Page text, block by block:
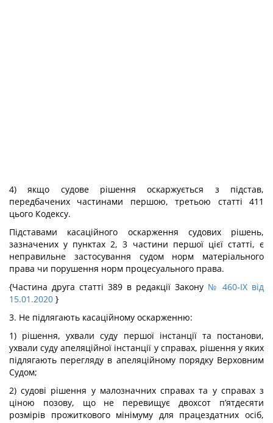
4) якщо судове рішення оскаржується з підстав,
передбачених частинами першою, третьою статті 411
цього Кодексу.
Підставами касаційного оскарження судових рішень,
зазначених у пунктах 2, 3 частини першої цієї статті, є
неправильне застосування судом норм матеріального
права чи порушення норм процесуального права.
{Частина друга статті 389 в редакції Закону № 460-IX від
15.01.2020 }
3. Не підлягають касаційному оскарженню:
1) рішення, ухвали суду першої інстанції та постанови,
ухвали суду апеляційної інстанції у справах, рішення у яких
підлягають перегляду в апеляційному порядку Верховним
Судом;
2) судові рішення у малозначних справах та у справах з
ціною позову, що не перевищує двохсот п’ятдесяти
розмірів прожиткового мінімуму для працездатних осіб,